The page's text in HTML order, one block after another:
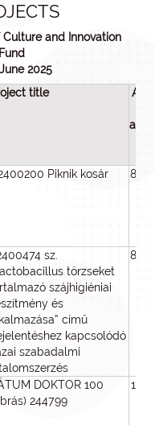
and Innovation
2025
title
Piknik kosár 800
sz.
törzseket
szájhigiéniai
és
című
kapcsolódó
szabadalmi
800
DOKTOR 100
244799
100